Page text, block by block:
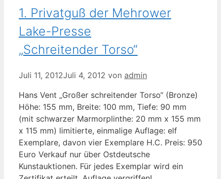
1. Privatguß der Mehrower
Lake-Presse
„Schreitender Torso“
Juli 11, 2012Juli 4, 2012 von admin
Hans Vent „Großer schreitender Torso“ (Bronze)
Höhe: 155 mm, Breite: 100 mm, Tiefe: 90 mm
(mit schwarzer Marmorplinthe: 20 mm x 155 mm
x 115 mm) limitierte, einmalige Auflage: elf
Exemplare, davon vier Exemplare H.C. Preis: 950
Euro Verkauf nur über Ostdeutsche
Kunstauktionen. Für jedes Exemplar wird ein